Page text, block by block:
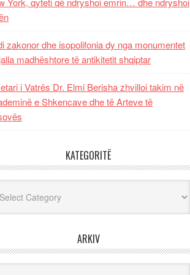
zakonor dhe isopolifonia dy nga monumentet
madhështore të antikitetit shqiptar
i Vatrës Dr. Elmi Berisha zhvilloi takim në
e Shkencave dhe të Arteve të
KATEGORITË
ARKIV